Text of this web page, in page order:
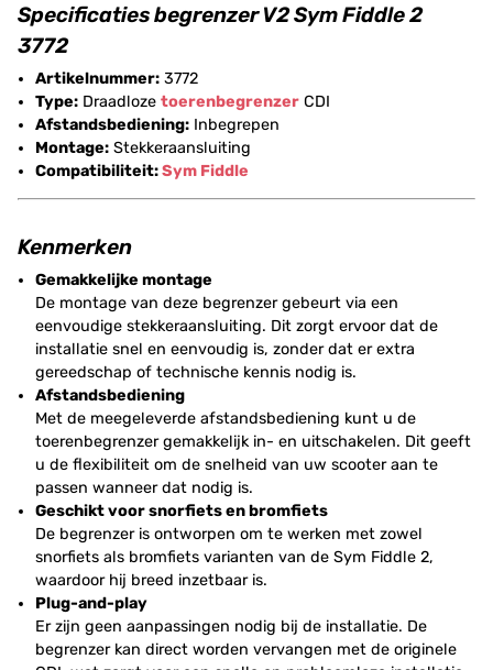
Specificaties begrenzer V2 Sym Fiddle 2
3772
Artikelnummer: 3772
Type: Draadloze toerenbegrenzer CDI
Afstandsbediening: Inbegrepen
Montage: Stekkeraansluiting
Compatibiliteit:Sym Fiddle
Kenmerken
Gemakkelijke montage
De montage van deze begrenzer gebeurt via een
eenvoudige stekkeraansluiting. Dit zorgt ervoor dat de
installatie snel en eenvoudig is, zonder dat er extra
gereedschap of technische kennis nodig is.
Afstandsbediening
Met de meegeleverde afstandsbediening kunt u de
toerenbegrenzer gemakkelijk in- en uitschakelen. Dit geeft
u de flexibiliteit om de snelheid van uw scooter aan te
passen wanneer dat nodig is.
Geschikt voor snorfiets en bromfiets
De begrenzer is ontworpen om te werken met zowel
snorfiets als bromfiets varianten van de Sym Fiddle 2,
waardoor hij breed inzetbaar is.
Plug-and-play
Er zijn geen aanpassingen nodig bij de installatie. De
begrenzer kan direct worden vervangen met de originele